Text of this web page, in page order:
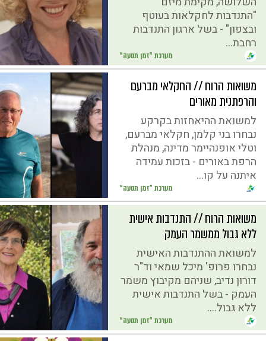
מערכת "זמן תנועה"
"התנדבות לחקלאות בעוטף
ובצפון" - בשל ארגון התנדבות
רחבת...
מערכת "זמן תנועה"
משואות הרוח // החקלאי מברעם
והרפתנית מאורים
למשואת ההיאחזות בקרקע
נבחרו בני קלמן, חקלאי מברעם,
וטלי אופנהיימר מדינה, מנהלת
הרפת באורים - בזכות עמידה
איתנה על קו...
מערכת "זמן תנועה"
משואות הרוח // התנדבות אישית
ללא גבול ממשמר העמק
למשואת ההתנדבות האישית
נבחרו פרופ' מיכל שמאי וד"ר
דורון נדיב, שניהם מקיבוץ משמר
העמק - בשל התנדבות אישית
ללא גבול....